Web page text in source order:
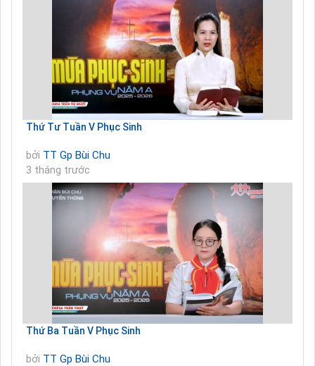
Thứ Tư Tuần V Phục Sinh
bởi TT Gp Bùi Chu
3 tháng trước
Thứ Ba Tuần V Phục Sinh
bởi TT Gp Bùi Chu